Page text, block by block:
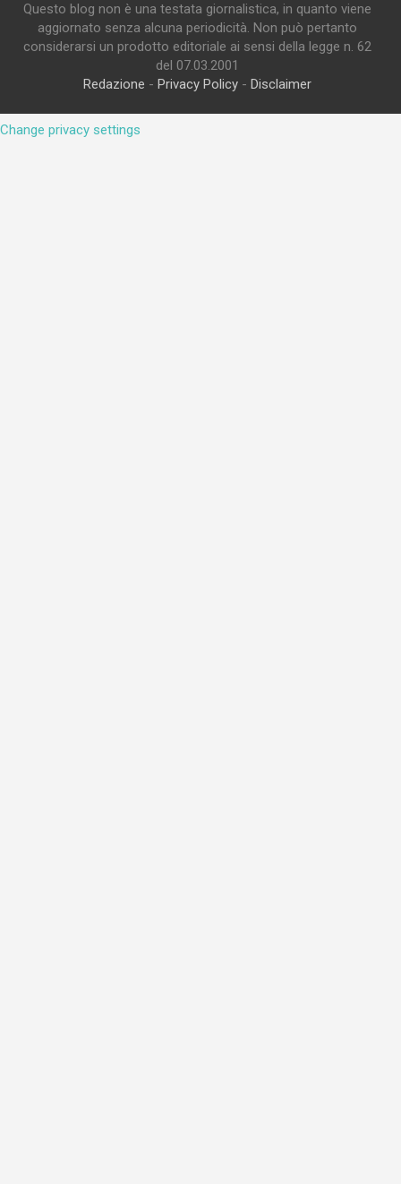
Questo blog non è una testata giornalistica, in quanto viene
aggiornato senza alcuna periodicità. Non può pertanto
considerarsi un prodotto editoriale ai sensi della legge n. 62
del 07.03.2001
Redazione - Privacy Policy- Disclaimer
Change privacy settings